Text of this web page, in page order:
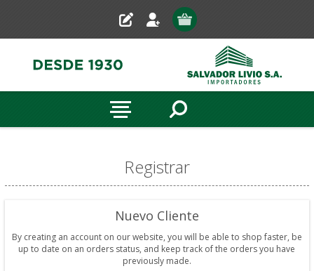
Registrar
Nuevo Cliente
By creating an account on our website, you will be able to shop faster, be
up to date on an orders status, and keep track of the orders you have
previously made.